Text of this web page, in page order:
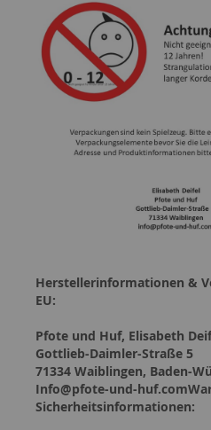
Herstellerinformationen &
EU:
Pfote und Huf, Elisabeth
Gottlieb-Daimler-Straße 5
71334 Waiblingen, Baden-
Info@pfote-und-
Sicherheitsinformationen: